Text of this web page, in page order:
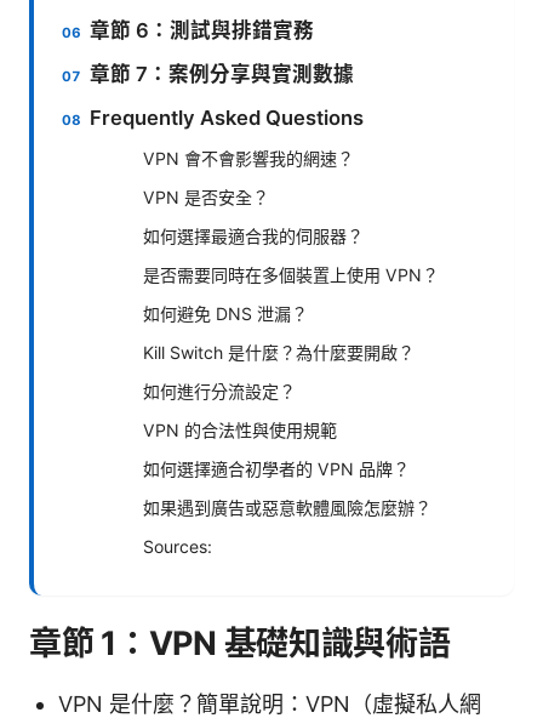
章節 6：測試與排錯實務
章節 7：案例分享與實測數據
Frequently Asked Questions
VPN 會不會影響我的網速？
VPN 是否安全？
如何選擇最適合我的伺服器？
是否需要同時在多個裝置上使用 VPN？
如何避免 DNS 泄漏？
Kill Switch 是什麼？為什麼要開啟？
如何進行分流設定？
VPN 的合法性與使用規範
如何選擇適合初學者的 VPN 品牌？
如果遇到廣告或惡意軟體風險怎麼辦？
Sources:
章節 1：VPN 基礎知識與術語
VPN 是什麼？簡單說明：VPN（虛擬私人網